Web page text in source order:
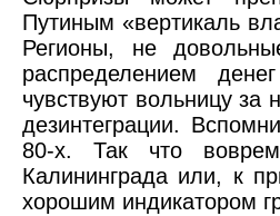
Путиным «вертикаль
Регионы, не
распределением
чувствуют вольницу за
дезинтеграции.
80-х. Так что
Калининграда или, к
хорошим индикатором